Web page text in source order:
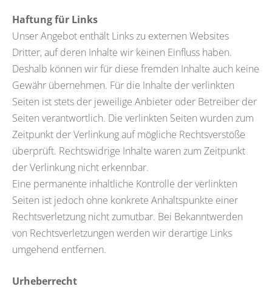
Haftung für Links
Unser Angebot enthält Links zu externen Websites
Dritter, auf deren Inhalte wir keinen Einfluss haben.
Deshalb können wir für diese fremden Inhalte auch keine
Gewähr übernehmen. Für die Inhalte der verlinkten
Seiten ist stets der jeweilige Anbieter oder Betreiber der
Seiten verantwortlich. Die verlinkten Seiten wurden zum
Zeitpunkt der Verlinkung auf mögliche Rechtsverstöße
überprüft. Rechtswidrige Inhalte waren zum Zeitpunkt
der Verlinkung nicht erkennbar.
Eine permanente inhaltliche Kontrolle der verlinkten
Seiten ist jedoch ohne konkrete Anhaltspunkte einer
Rechtsverletzung nicht zumutbar. Bei Bekanntwerden
von Rechtsverletzungen werden wir derartige Links
umgehend entfernen.
Urheberrecht